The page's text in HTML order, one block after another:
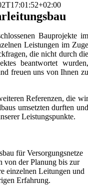
Bauprojekte im
Leistungen im Zuge
die nicht durch die
beantwortet wurden,
freuen uns von Ihnen zu
Referenzen, die wir
umsetzten durften und
Leistungspunkte.
für Versorgungsnetze
von der Planung bis zur
einzelnen Leitungen und
Erfahrung.